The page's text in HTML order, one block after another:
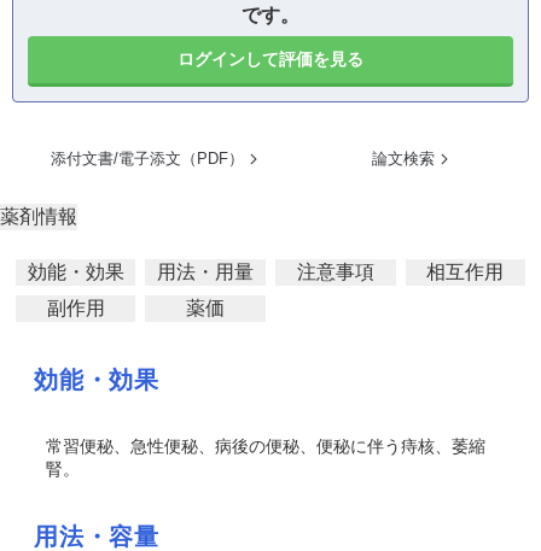
です。
ログインして評価を見る
添付文書/電子添文（PDF） 論文検索
薬剤情報
効能・効果 用法・用量 注意事項
相互作用
副作用
薬価
効能・効果
常習便秘、急性便秘、病後の便秘、便秘に伴う痔核、萎縮
腎。
用法・容量